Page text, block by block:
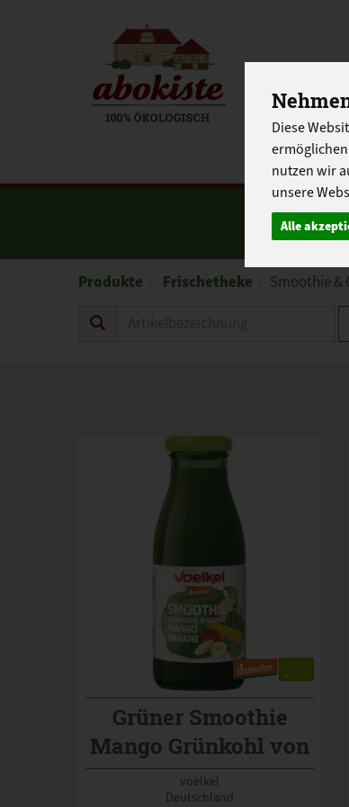
Diese
nutzen wir
unsere
Alle
EU-
Produkte Frischetheke
Smoothie &
Grüner Smoothie
Mango Grünkohl von
Voelkel
voelkel
Deutschland